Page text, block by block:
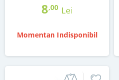
8,00 Lei
Momentan Indisponibil